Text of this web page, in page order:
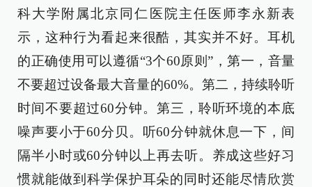
科大学附属北京同仁医院主任医师李永新表
示，这种行为看起来很酷，其实并不好。耳机
的正确使用可以遵循“3个60原则”，第一，音量
不要超过设备最大音量的60%。第二，持续聆听
时间不要超过60分钟。第三，聆听环境的本底
噪声要小于60分贝。听60分钟就休息一下，间
隔半小时或60分钟以上再去听。养成这些好习
惯就能做到科学保护耳朵的同时还能尽情欣赏